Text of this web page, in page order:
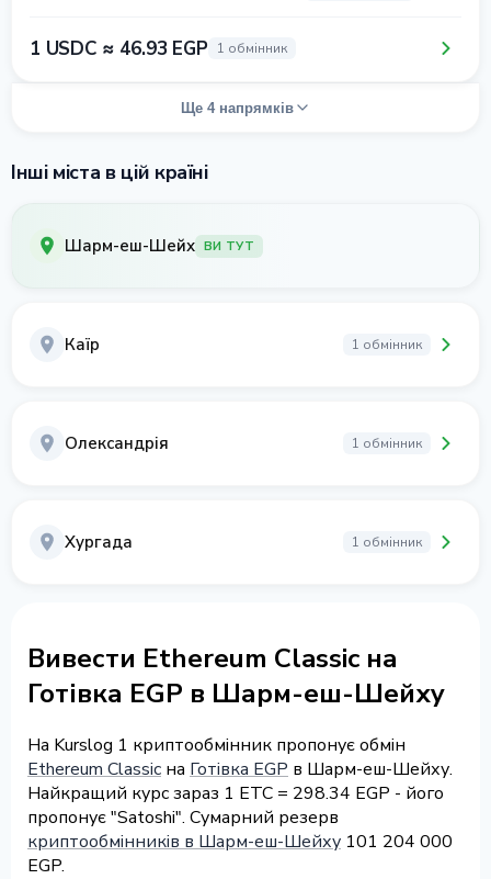
1 USDC ≈ 46.93 EGP 1 обмінник
Ще 4 напрямків
Інші міста в цій країні
Шарм-еш-Шейх ВИ ТУТ
Каїр 1 обмінник
Олександрія 1 обмінник
Хургада 1 обмінник
Вивести Ethereum Classic на
Готівка EGP в Шарм-еш-Шейху
На Kurslog 1 криптообмінник пропонує обмін
Ethereum Classic на Готівка EGP в Шарм-еш-Шейху.
Найкращий курс зараз 1 ETC = 298.34 EGP - його
пропонує "Satoshi". Сумарний резерв
криптообмінників в Шарм-еш-Шейху 101 204 000
EGP.